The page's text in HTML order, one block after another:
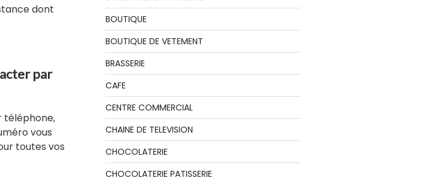
dont
par
téléphone,
vous
toutes vos
BOUTIQUE
BOUTIQUE DE VETEMENT
BRASSERIE
CAFE
CENTRE COMMERCIAL
CHAINE DE TELEVISION
CHOCOLATERIE
CHOCOLATERIE PATISSERIE